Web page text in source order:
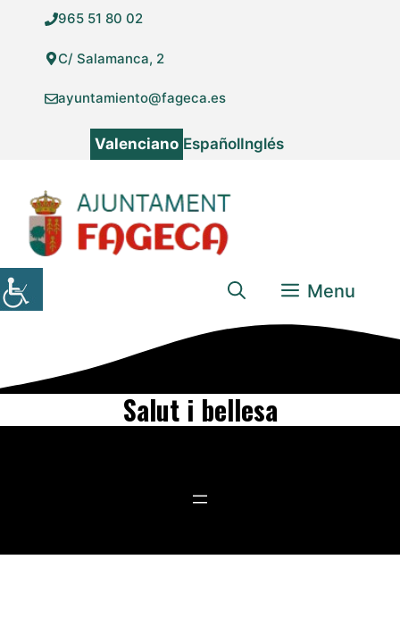
contingut
965 51 80 02
C/ Salamanca, 2
ayuntamiento@fageca.es
Valenciano EspañolInglés
Menu
Salut i bellesa